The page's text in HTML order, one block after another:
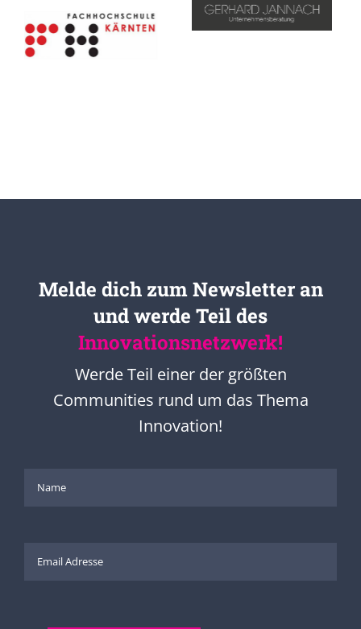
Melde dich zum Newsletter an
und werde Teil des
Innovationsnetzwerk!
Werde Teil einer der größten
Communities rund um das Thema
Innovation!